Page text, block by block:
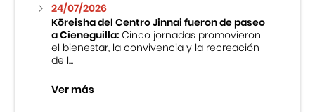
Fondo Editorial
Teatro Peruano Japonés
24/07/2026
Kōreisha del Centro Jinnai fueron de paseo
a Cieneguilla:Cinco jornadas promovieron
el bienestar, la convivencia y la recreación
de l...
Ver más